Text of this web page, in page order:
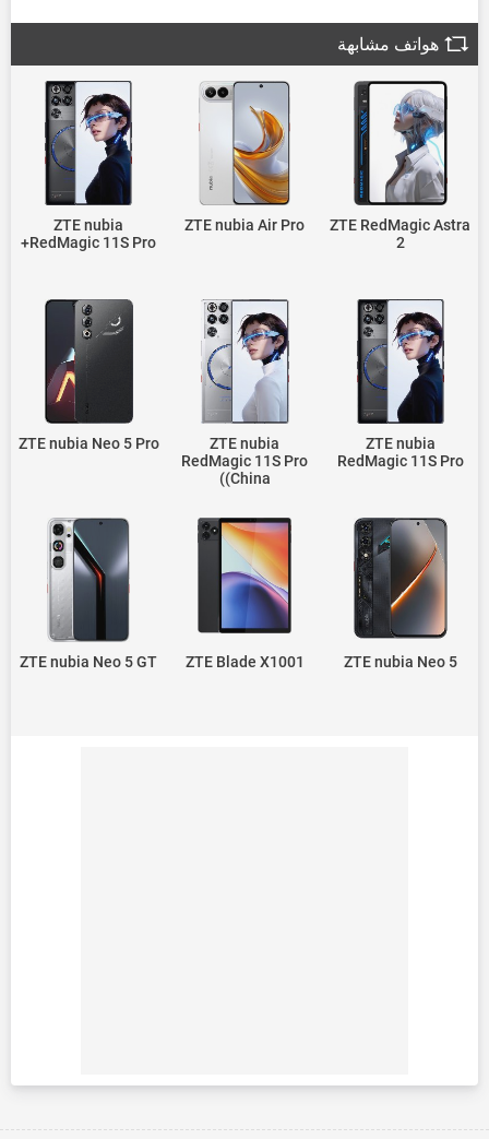
هواتف مشابهة
ZTE RedMagic Astra
2
ZTE nubia Air Pro
ZTE nubia
RedMagic 11S Pro+
ZTE nubia
RedMagic 11S Pro
ZTE nubia
RedMagic 11S Pro
(China)
ZTE nubia Neo 5 Pro
ZTE nubia Neo 5
ZTE Blade X1001
ZTE nubia Neo 5 GT